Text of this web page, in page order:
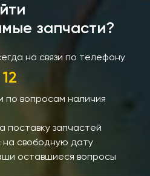
запчасти?
на связи по телефону
по вопросам наличия
поставку запчастей
свободную дату
оставшиеся вопросы